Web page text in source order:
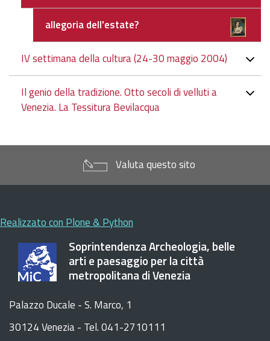
allegoria dell'estate?
IV settimana della cultura (24-30 maggio 2004)
Il genio della tradizione. Otto secoli di velluti a
Venezia. La Tessitura Bevilacqua
Valuta questo sito
Realizzato con Plone & Python
Soprintendenza Archeologia, belle
arti e paesaggio per la città
metropolitana di Venezia
Palazzo Ducale - S. Marco, 1
30124 Venezia - Tel. 041-2710111